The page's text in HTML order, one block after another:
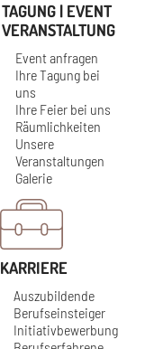
TAGUNG | EVENT
VERANSTALTUNG
Event anfragen
Ihre Tagung bei
uns
Ihre Feier bei uns
Räumlichkeiten
Unsere
Veranstaltungen
Galerie
KARRIERE
Auszubildende
Berufseinsteiger
Initiativbewerbung